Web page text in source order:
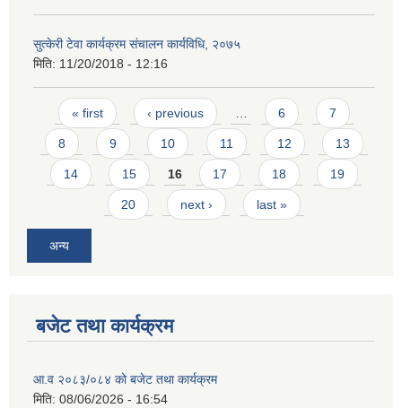
सुत्केरी टेवा कार्यक्रम संचालन कार्यविधि, २०७५
मिति: 11/20/2018 - 12:16
Pages
« first ‹ previous 6 7
8 9 10 11 12 13
14 15 16 17 18 19
20 next › last »
अन्य
बजेट तथा कार्यक्रम
आ.व २०८३/०८४ को बजेट तथा कार्यक्रम
मिति: 08/06/2026 - 16:54